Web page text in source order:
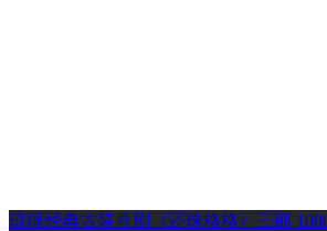
琼瑶经典古装喜剧《还珠格格》三部